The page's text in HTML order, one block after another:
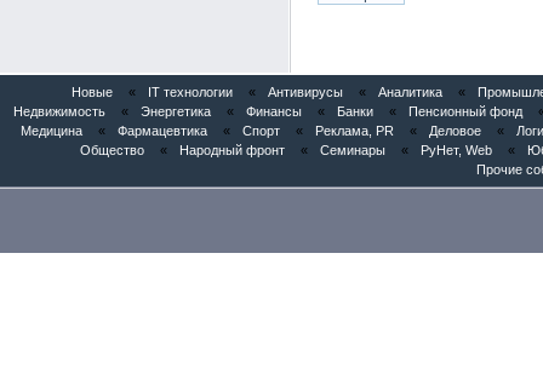
Новые « IT технологии « Антивирусы « Аналитика «
Недвижимость
« Энергетика « Финансы « Банки « Пенсионный фонд
Медицина
« Фармацевтика « Спорт « Реклама, PR « Деловое «
Общество
« Народный фронт « Семинары « РуНет, Web «
Прочие